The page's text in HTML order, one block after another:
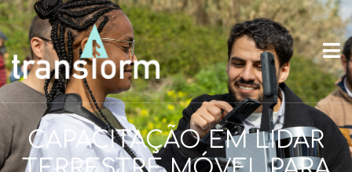
CAPACITAÇÃO EM LIDAR